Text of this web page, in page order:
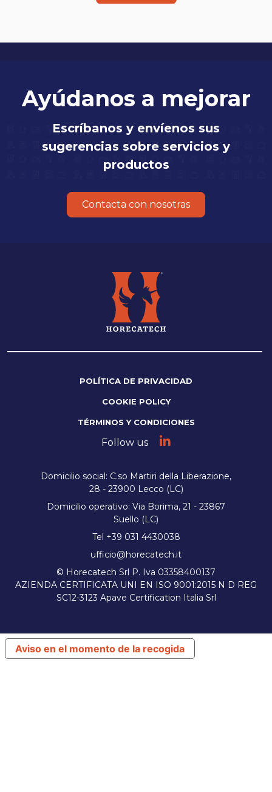
Ayúdanos a mejorar
Escríbanos y envíenos sus
sugerencias sobre servicios y
productos
Contacta con nosotras
POLÍTICA DE PRIVACIDAD
COOKIE POLICY
TÉRMINOS Y CONDICIONES
Follow us
Domicilio social: C.so Martiri della Liberazione,
28 - 23900 Lecco (LC)
Domicilio operativo: Via Borima, 21 - 23867
Suello (LC)
Tel +39 031 4430038
ufficio@horecatech.it
© Horecatech Srl P. Iva 03358400137
AZIENDA CERTIFICATA UNI EN ISO 9001:2015 N D REG
SC12-3123 Apave Certification Italia Srl
Aviso en el momento de la recogida